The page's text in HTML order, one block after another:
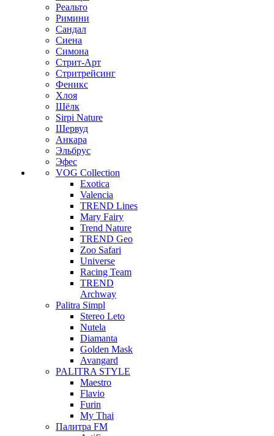
Реальто
Римини
Сандал
Сиена
Симона
Стрит-Арт
Стритрейсинг
Феникс
Хлоя
Шёлк
Sirpi Nature
Шервуд
Анкара
Эльбрус
Эфес
VOG Collection
Exotica
Valencia
TREND Lines
Mary Fairy
Trend Nature
TREND Geo
Zoo Safari
Universe
Racing Team
TREND
Archway
Palitra Simpl
Stereo Leto
Nutela
Diamanta
Golden Mask
Avangard
PALITRA STYLE
Maestro
Flavio
Furin
My Thai
Палитра FM